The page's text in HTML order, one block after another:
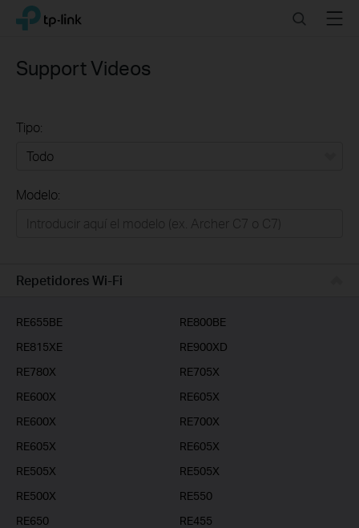
Click
navigation
TP-Link, Reliably Smart SearchMenu
Support Videos
Tipo:
Empresas
Modelo:
Repetidores Wi-Fi
RE655BE
RE800BE
RE815XE
RE900XD
RE780X
RE705X
RE600X
RE605X
RE600X
RE700X
RE605X
RE605X
RE505X
RE505X
RE500X
RE550
RE650
RE455